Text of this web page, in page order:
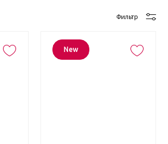
Фильтр
New